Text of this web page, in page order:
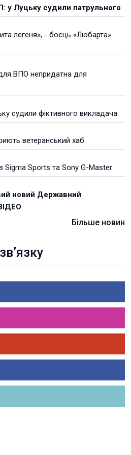
у Луцьку судили патрульного
легеня», - боєць «Любарта»
ВПО непридатна для
судили фіктивного викладача
ветеранський хаб
Sigma Sports та Sony G-Master
новий Державний
Більше новин